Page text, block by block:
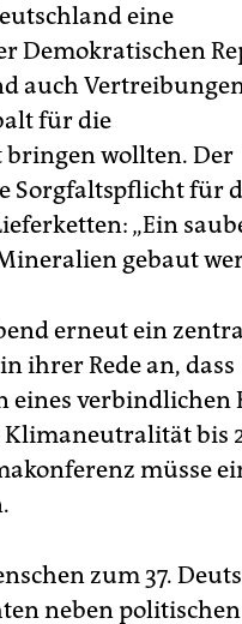
eine
Demokratischen
auch
für die
wollten. Der
Sorgfaltspflicht für
„Ein
gebaut
erneut ein
ihrer Rede an, dass
eines verbindlichen
Klimaneutralität bis
müsse
zum 37.
neben